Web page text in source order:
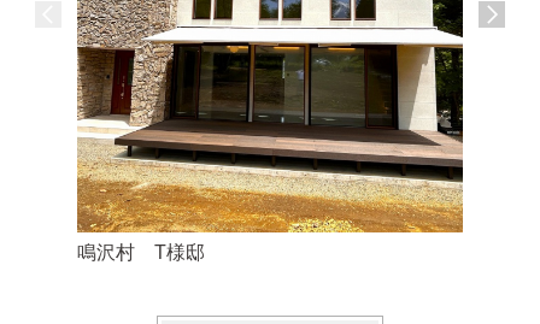
鳴沢村 T様邸